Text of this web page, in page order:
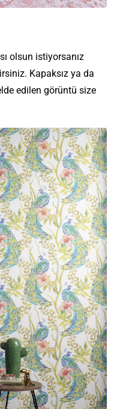
olsun istiyorsanız
Kapaksız ya da
edilen görüntü size